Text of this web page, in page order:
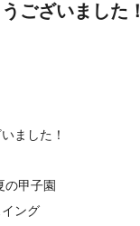
ございました！
ました！
の甲子園
ング